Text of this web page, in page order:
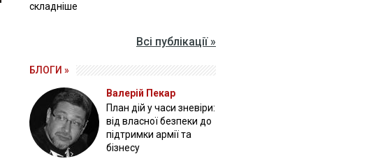
складніше
Всі публікації »
БЛОГИ »
Валерій Пекар
План дій у часи зневіри:
від власної безпеки до
підтримки армії та
бізнесу